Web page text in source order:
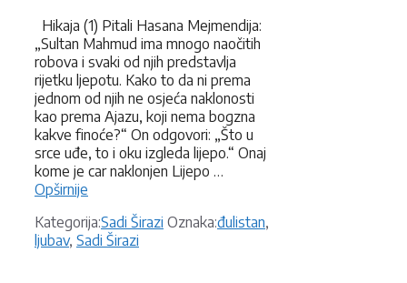
Hikaja (1) Pitali Hasana Mejmendija:
„Sultan Mahmud ima mnogo naočitih
robova i svaki od njih predstavlja
rijetku ljepotu. Kako to da ni prema
jednom od njih ne osjeća naklonosti
kao prema Ajazu, koji nema bogzna
kakve finoće?“ On odgovori: „Što u
srce uđe, to i oku izgleda lijepo.“ Onaj
kome je car naklonjen Lijepo …
Opširnije
Kategorija:Kategorije
Sadi Širazi Oznaka:Oznake
đulistan,
ljubav, Sadi Širazi